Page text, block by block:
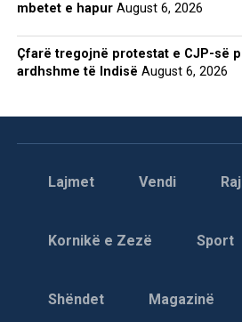
mbetet e hapur August 6, 2026
Çfarë tregojnë protestat e CJP-së
ardhshme të Indisë August 6, 2026
Lajmet Vendi
Kornikë e Zezë Sport
Shëndet Magazinë